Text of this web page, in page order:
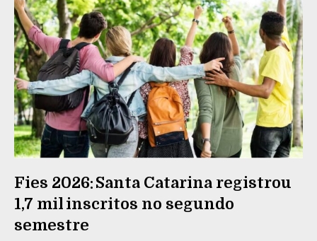
Fies 2026: Santa Catarina registrou
1,7 mil inscritos no segundo
semestre